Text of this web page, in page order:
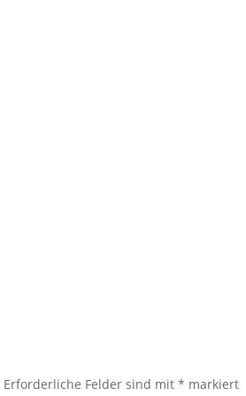
Erforderliche Felder sind mit* markiert